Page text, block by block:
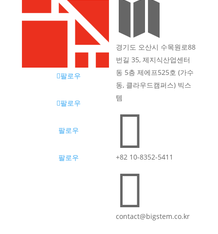
팔로우
팔로우
팔로우
팔로우

경기도 오산시 수목원로88
번길 35, 제지식산업센터
동 5층 제에프525호 (가수
동, 클라우드캠퍼스) 빅스
템

+82 10-8352-5411

contact@bigstem.co.kr